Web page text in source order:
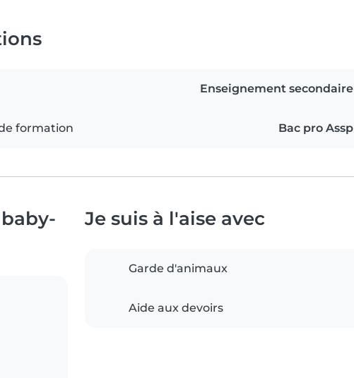
Enseignement secondaire
formation Bac pro Assp
Je suis à l'aise avec
Garde d'animaux
Aide aux devoirs